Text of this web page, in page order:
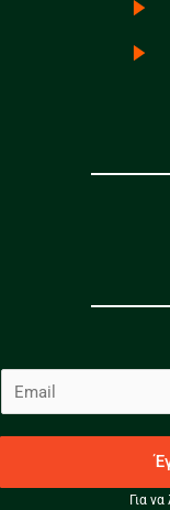
Για